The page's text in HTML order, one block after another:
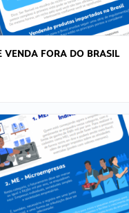
VENDA FORA DO BRASIL